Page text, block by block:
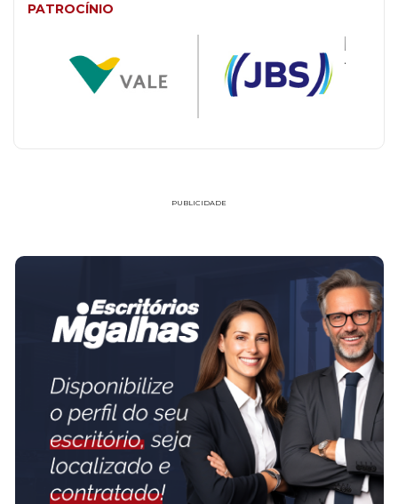
PATROCÍNIO
PUBLICIDADE